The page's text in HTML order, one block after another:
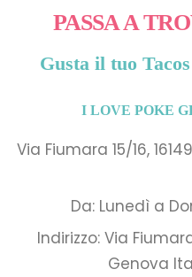
PASSA A
Gusta il tuo
I LOVE POKE
Via Fiumara 15/16,
Da: Lunedì a
Indirizzo: Via Fiumara
Genova